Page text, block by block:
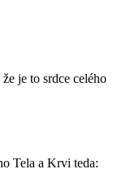
je to srdce celého
Tela a Krvi teda: